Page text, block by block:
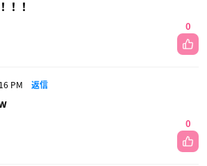
！！
0
PM 返信
0